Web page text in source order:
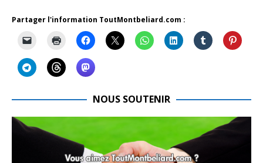
Partager l'information ToutMontbeliard.com :
NOUS SOUTENIR